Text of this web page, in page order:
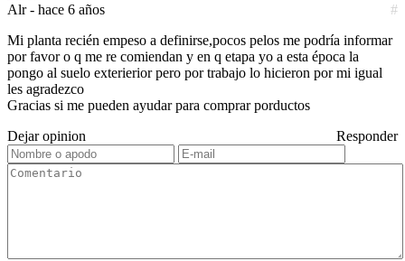
#
Alr - hace 6 años
Mi planta recién empeso a definirse,pocos pelos me podría informar
por favor o q me re comiendan y en q etapa yo a esta época la
pongo al suelo exterierior pero por trabajo lo hicieron por mi igual
les agradezco
Gracias si me pueden ayudar para comprar porductos
Responder
Dejar opinion